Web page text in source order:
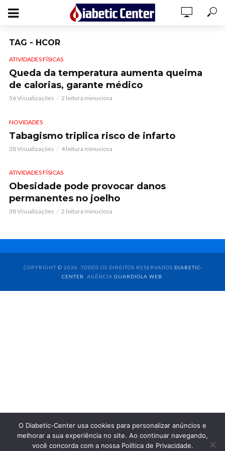
TAG - HCOR
ATIVIDADES FÍSICAS
Queda da temperatura aumenta queima
de calorias, garante médico
56 Visualizações 2 leitura minuciosa
NOVIDADES
Tabagismo triplica risco de infarto
38 Visualizações 4 leitura minuciosa
ATIVIDADES FÍSICAS
Obesidade pode provocar danos
permanentes no joelho
38 Visualizações 2 leitura minuciosa
COPYRIGHT © 2026. TODOS OS DIREITOS RESERVADOS DIABETIC-
CENTER
. AGÊNCIA GUARDIOLA WEB
O Diabetic-Center usa cookies para personalizar anúncios e
melhorar a sua experiência no site. Ao continuar navegando,
você concorda com a nossa Política de Privacidade.